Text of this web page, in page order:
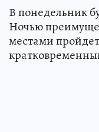
В понедельник
Ночью
местами